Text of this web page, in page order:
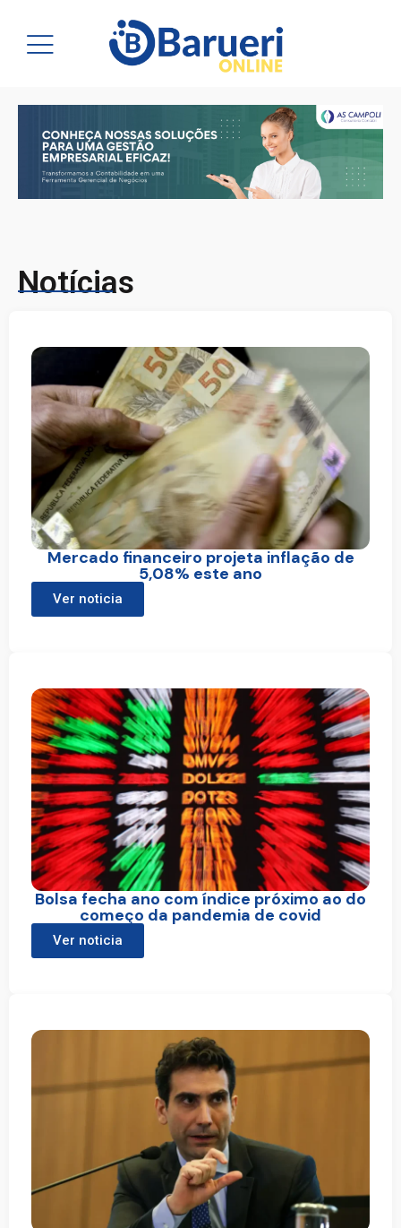
Notícias
Mercado financeiro projeta inflação de
5,08% este ano
Ver noticia
Bolsa fecha ano com índice próximo ao do
começo da pandemia de covid
Ver noticia